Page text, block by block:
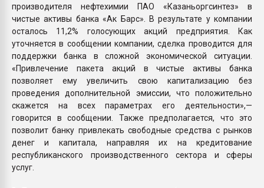
производителя нефтехимии ПАО «Казаньоргсинтез» в
чистые активы банка «Ак Барс». В результате у компании
осталось 11,2% голосующих акций предприятия. Как
уточняется в сообщении компании, сделка проводится для
поддержки банка в сложной экономической ситуации.
«Привлечение пакета акций в чистые активы банка
позволяет ему увеличить свою капитализацию без
проведения дополнительной эмиссии, что положительно
скажется на всех параметрах его деятельности»,—
говорится в сообщении. Также предполагается, что это
позволит банку привлекать свободные средства с рынков
денег и капитала, направляя их на кредитование
республиканского производственного сектора и сферы
услуг.